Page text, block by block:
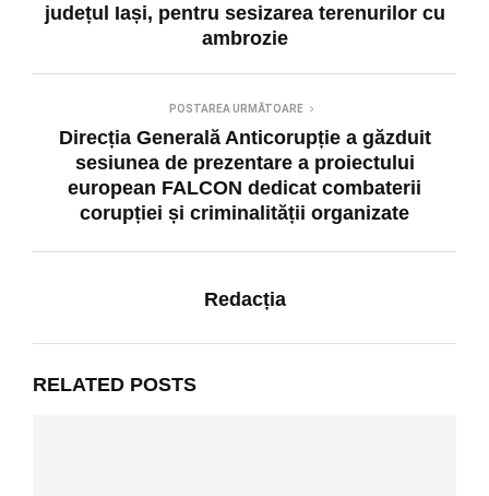
județul Iași, pentru sesizarea terenurilor cu
ambrozie
POSTAREA URMĂTOARE
Direcția Generală Anticorupție a găzduit
sesiunea de prezentare a proiectului
european FALCON dedicat combaterii
corupției și criminalității organizate
Redacția
RELATED POSTS